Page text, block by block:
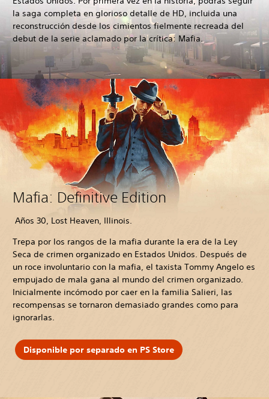
la saga completa en glorioso detalle de HD, incluida una
reconstrucción desde los cimientos fielmente recreada del
debut de la serie aclamado por la crítica: Mafia.
Mafia: Definitive Edition
Años 30, Lost Heaven, Illinois.
Trepa por los rangos de la mafia durante la era de la Ley
Seca de crimen organizado en Estados Unidos. Después de
un roce involuntario con la mafia, el taxista Tommy Angelo es
empujado de mala gana al mundo del crimen organizado.
Inicialmente incómodo por caer en la familia Salieri, las
recompensas se tornaron demasiado grandes como para
ignorarlas.
Disponible por separado en PS Store